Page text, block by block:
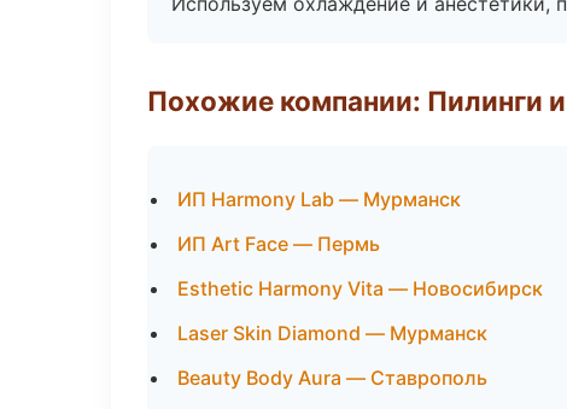
Похожие компании: Пилинги
ИП Harmony Lab — Мурманск
ИП Art Face — Пермь
Esthetic Harmony Vita — Новосибирск
Laser Skin Diamond — Мурманск
Beauty Body Aura — Ставрополь